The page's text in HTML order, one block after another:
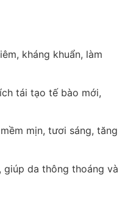
kháng khuẩn, làm
tái tạo tế bào mới,
mịn, tươi sáng, tăng
giúp da thông thoáng và